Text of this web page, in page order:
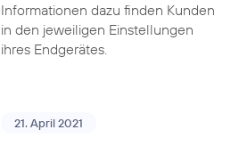
Informationen dazu finden Kunden
in den jeweiligen Einstellungen
ihres Endgerätes.
21. April 2021